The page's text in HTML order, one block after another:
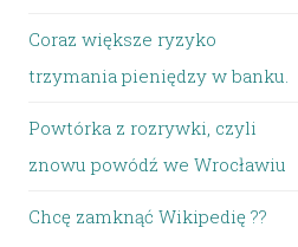
Coraz większe ryzyko
trzymania pieniędzy w banku.
Powtórka z rozrywki, czyli
znowu powódź we Wrocławiu
Chcę zamknąć Wikipedię ??